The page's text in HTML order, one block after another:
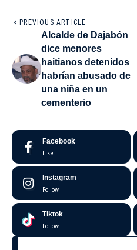
PREVIOUS ARTICLE
Alcalde de Dajabón
dice menores
haitianos detenidos
habrían abusado de
una niña en un
cementerio
Facebook
Like
Instagram
Follow
Tiktok
Follow